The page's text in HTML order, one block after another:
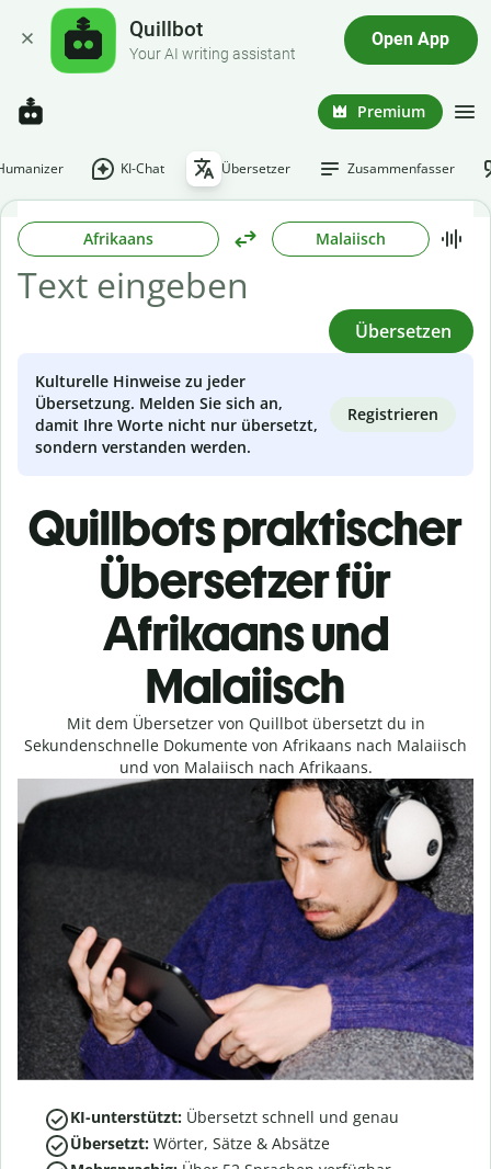
Quillbot
Your AI writing assistant
Open App
Premium
KI-Chat Übersetzer Zusammenfasser
Afrikaans Malaiisch
Übersetzen
Kulturelle Hinweise zu jeder
Übersetzung. Melden Sie sich an,
damit Ihre Worte nicht nur übersetzt,
sondern verstanden werden.
Registrieren
Quillbots praktischer
Übersetzer für
Afrikaans und
Malaiisch
Mit dem Übersetzer von Quillbot übersetzt du in
Sekundenschnelle Dokumente von Afrikaans nach Malaiisch
und von Malaiisch nach Afrikaans.
KI-unterstützt: Übersetzt schnell und genau
Übersetzt: Wörter, Sätze & Absätze